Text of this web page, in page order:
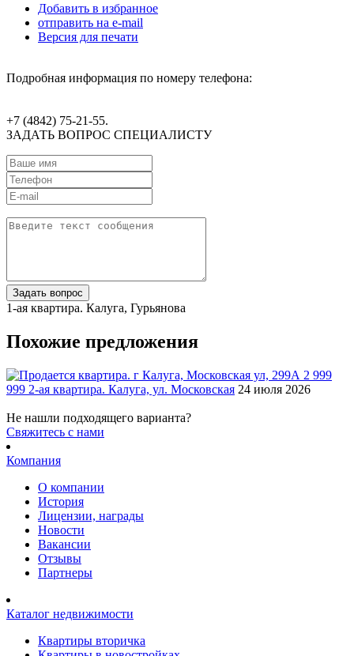
Добавить в избранное
отправить на e-mail
Версия для печати
Подробная информация по номеру телефона:
+7 (4842) 75-21-55.
ЗАДАТЬ ВОПРОС СПЕЦИАЛИСТУ
Задать вопрос
1-ая квартира. Калуга, Гурьянова
Похожие предложения
2 999
999 2-ая квартира. Калуга, ул. Московская 24 июля 2026
Не нашли подходящего варианта?
Cвяжитесь с нами
Компания
О компании
История
Лицензии, награды
Новости
Вакансии
Отзывы
Партнеры
Каталог недвижимости
Квартиры вторичка